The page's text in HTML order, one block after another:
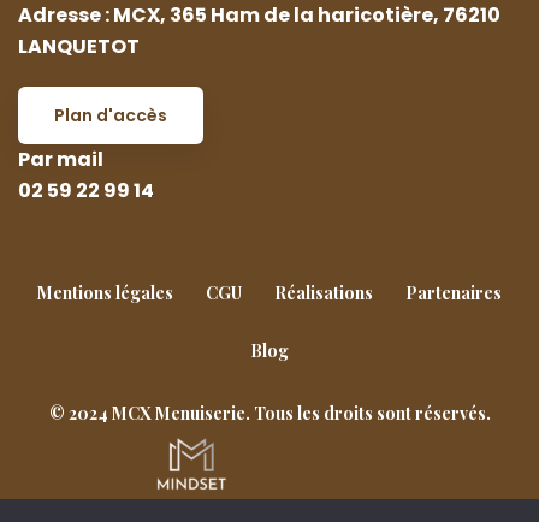
Adresse : MCX, 365 Ham de la haricotière, 76210
LANQUETOT
Plan d'accès
Par mail
02 59 22 99 14
Mentions légales CGU Réalisations Partenaires
Blog
© 2024 MCX Menuiserie. Tous les droits sont réservés.